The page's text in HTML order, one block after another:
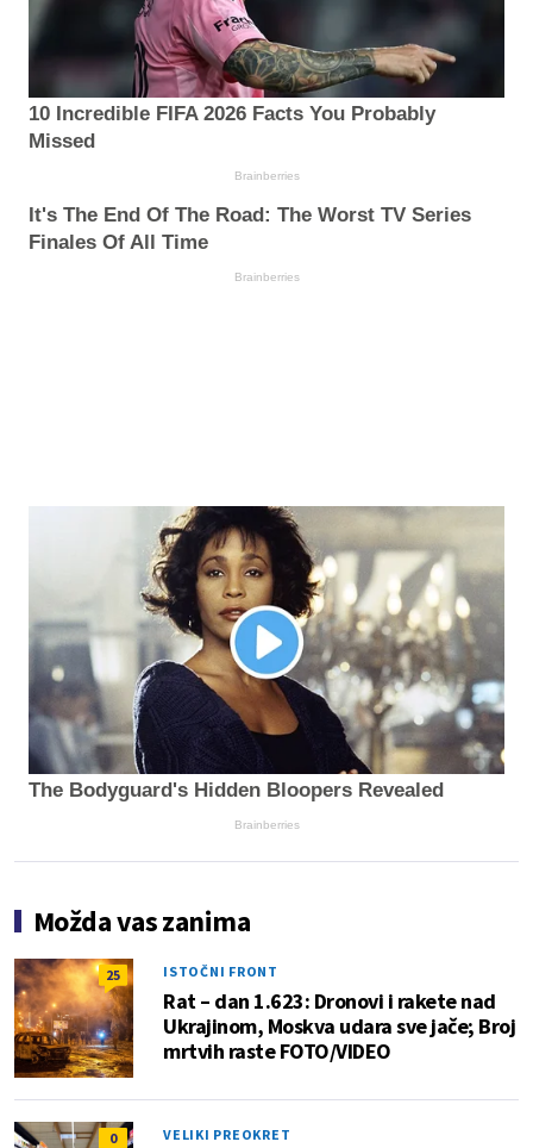
10 Incredible FIFA 2026 Facts You Probably
Missed
Brainberries
It's The End Of The Road: The Worst TV Series
Finales Of All Time
Brainberries
The Bodyguard's Hidden Bloopers Revealed
Brainberries
Možda vas zanima
25 ISTOČNI FRONT
Rat – dan 1.623: Dronovi i rakete nad
Ukrajinom, Moskva udara sve jače; Broj
mrtvih raste FOTO/VIDEO
0 VELIKI PREOKRET